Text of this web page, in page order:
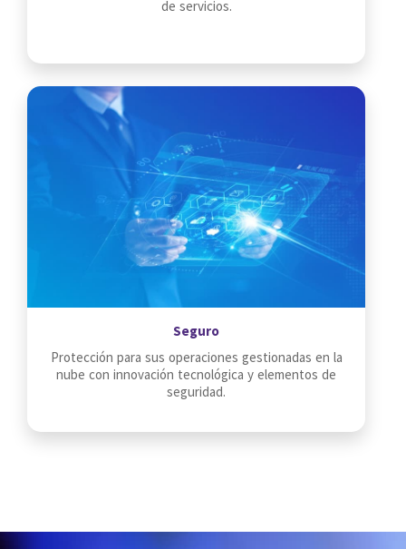
de servicios.
Seguro
Protección para sus operaciones gestionadas en la
nube con innovación tecnológica y elementos de
seguridad.